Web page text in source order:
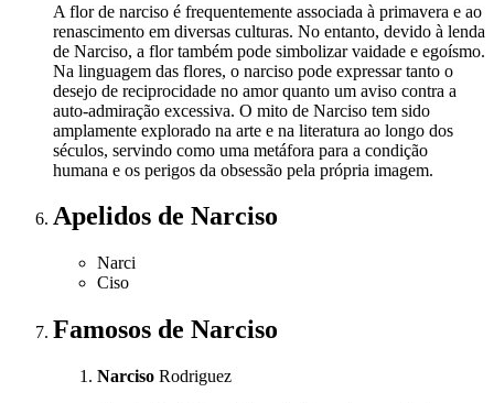
A flor de narciso é frequentemente associada à primavera e ao
renascimento em diversas culturas. No entanto, devido à lenda
de Narciso, a flor também pode simbolizar vaidade e egoísmo.
Na linguagem das flores, o narciso pode expressar tanto o
desejo de reciprocidade no amor quanto um aviso contra a
auto-admiração excessiva. O mito de Narciso tem sido
amplamente explorado na arte e na literatura ao longo dos
séculos, servindo como uma metáfora para a condição
humana e os perigos da obsessão pela própria imagem.
Apelidos de Narciso
Narci
Ciso
Famosos de Narciso
Narciso Rodriguez